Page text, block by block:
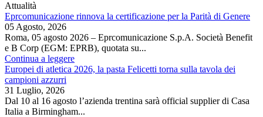
Attualità
Eprcomunicazione rinnova la certificazione per la Parità di Genere
05 Agosto, 2026
Roma, 05 agosto 2026 – Eprcomunicazione S.p.A. Società Benefit
e B Corp (EGM: EPRB), quotata su...
Continua a leggere
Europei di atletica 2026, la pasta Felicetti torna sulla tavola dei
campioni azzurri
31 Luglio, 2026
Dal 10 al 16 agosto l’azienda trentina sarà official supplier di Casa
Italia a Birmingham...